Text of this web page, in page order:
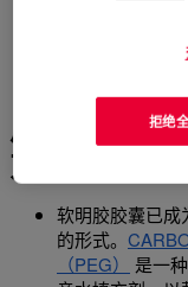
用高质量原
方产品
软明胶胶囊已成
的形式。
（PEG）
是一
拒绝